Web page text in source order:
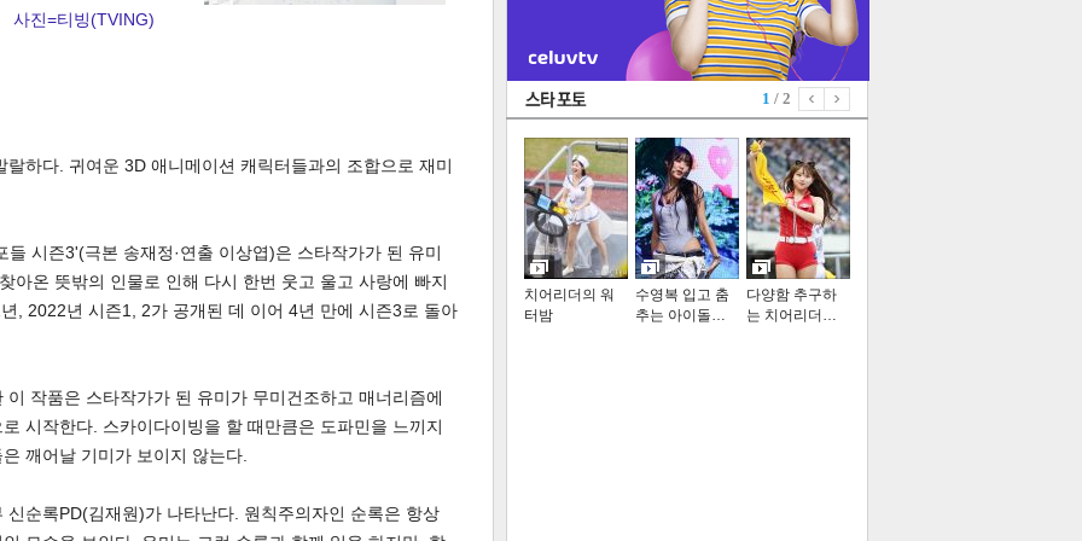
사진=티빙(TVING)
하다. 귀여운 3D 애니메이션 캐릭터들과의 조합으로 재미
시즌3'(극본 송재정·연출 이상엽)은 스타작가가 된 유미
아온 뜻밖의 인물로 인해 다시 한번 웃고 울고 사랑에 빠지
, 2022년 시즌1, 2가 공개된 데 이어 4년 만에 시즌3로 돌아
작품은 스타작가가 된 유미가 무미건조하고 매너리즘에
시작한다. 스카이다이빙을 할 때만큼은 도파민을 느끼지
깨어날 기미가 보이지 않는다.
순록PD(김재원)가 나타난다. 원칙주의자인 순록은 항상
1 / 2
치어리더의 워
터밤
수영복 입고 춤
추는 아이돌…
다양함 추구하
는 치어리더…